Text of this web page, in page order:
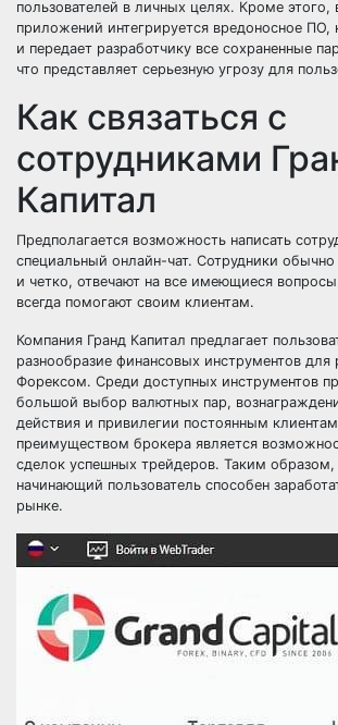
пользователей в личных целях. Кроме этого,
приложений интегрируется вредоносное ПО,
и передает разработчику все сохраненные
что представляет серьезную угрозу для
Как связаться с
сотрудниками
Капитал
Предполагается возможность написать
специальный онлайн-чат. Сотрудники
и четко, отвечают на все имеющиеся
всегда помогают своим клиентам.
Компания Гранд Капитал предлагает
разнообразие финансовых инструментов для
Форексом. Среди доступных инструментов
большой выбор валютных пар,
действия и привилегии постоянным
преимуществом брокера является
сделок успешных трейдеров. Таким
начинающий пользователь способен
рынке.